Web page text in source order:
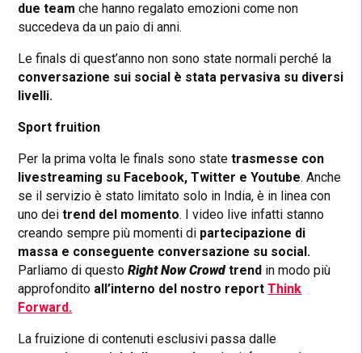
due team che hanno regalato emozioni come non
succedeva da un paio di anni.
Le finals di quest’anno non sono state normali perché la
conversazione sui social è stata pervasiva su diversi
livelli.
Sport fruition
Per la prima volta le finals sono statetrasmesse con
livestreaming su Facebook, Twitter e Youtube. Anche
se il servizio è stato limitato solo in India, è in linea con
uno deitrend del momento. I video live infatti stanno
creando sempre più momenti di partecipazione di
massa e conseguente conversazione su social.
Parliamo di questoRight Now Crowdtrend in modo più
approfondito all’interno del nostro reportThink
Forward.
La fruizione di contenuti esclusivi passa dalle